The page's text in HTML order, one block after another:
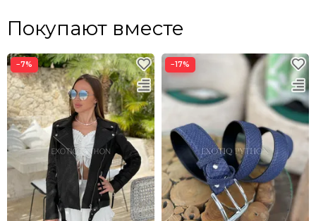
Покупают вместе
−7% −17%